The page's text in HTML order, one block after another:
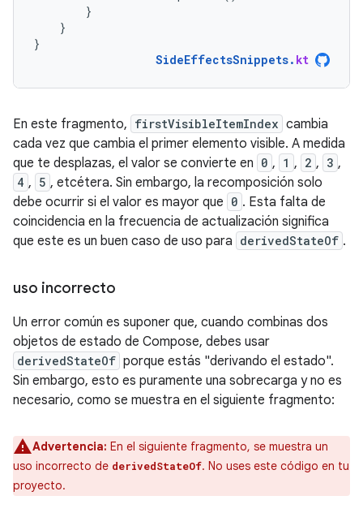
}
}
}
SideEffectsSnippets. kt
En este fragmento, firstVisibleItemIndex cambia
cada vez que cambia el primer elemento visible. A medida
que te desplazas, el valor se convierte en 0 , 1 , 2 , 3 ,
4 , 5 , etcétera. Sin embargo, la recomposición solo
debe ocurrir si el valor es mayor que 0 . Esta falta de
coincidencia en la frecuencia de actualización significa
que este es un buen caso de uso para derivedStateOf .
uso incorrecto
Un error común es suponer que, cuando combinas dos
objetos de estado de Compose, debes usar
derivedStateOf porque estás "derivando el estado".
Sin embargo, esto es puramente una sobrecarga y no es
necesario, como se muestra en el siguiente fragmento:
Advertencia: En el siguiente fragmento, se muestra un
uso incorrecto de derivedStateOf. No uses este código en tu
proyecto.